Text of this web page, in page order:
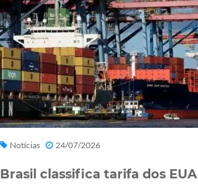
Notícias 24/07/2026
Brasil classifica tarifa dos